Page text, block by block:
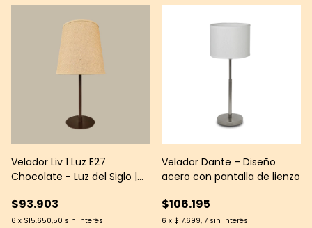
Velador Liv 1 Luz E27
Chocolate - Luz del Siglo |
de Cáñamo Oscuro y Estilo
Contemporáneo
$93.903
6 x $15.650,50 sin interés
Velador Dante – Diseño
acero con pantalla de lienzo
$106.195
6 x $17.699,17 sin interés